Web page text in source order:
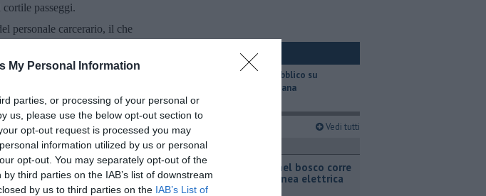
My Personal Information
parties, or processing of your personal or
us, please use the below opt-out section to
opt-out request is processed you may
information utilized by us or personal
opt-out. You may separately opt-out of the
third parties on the IAB’s list of downstream
by us to third parties on the IAB’s List of
passeggi.
personale carcerario, il che
istituti di pena.
- ToscanaMedia.
​Il trasporto pubblico su
gomma in Toscana
Ultimi articoli Vedi tutti
Cronaca
Incendio nel bosco corre
sotto la linea elettrica